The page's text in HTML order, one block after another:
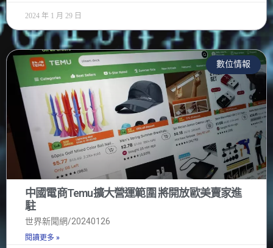
2024 年 1 月 29 日
數位情報
中國電商Temu擴大營運範圍 將開放歐美賣家進
駐
世界新聞網/20240126
閱讀更多 »